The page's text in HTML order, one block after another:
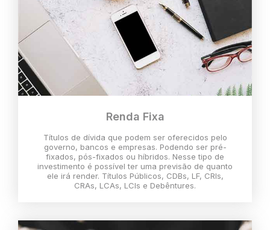
Renda Fixa
Títulos de dívida que podem ser oferecidos pelo
governo, bancos e empresas. Podendo ser pré-
fixados, pós-fixados ou híbridos. Nesse tipo de
investimento é possível ter uma previsão de quanto
ele irá render. Títulos Públicos, CDBs, LF, CRIs,
CRAs, LCAs, LCIs e Debêntures.